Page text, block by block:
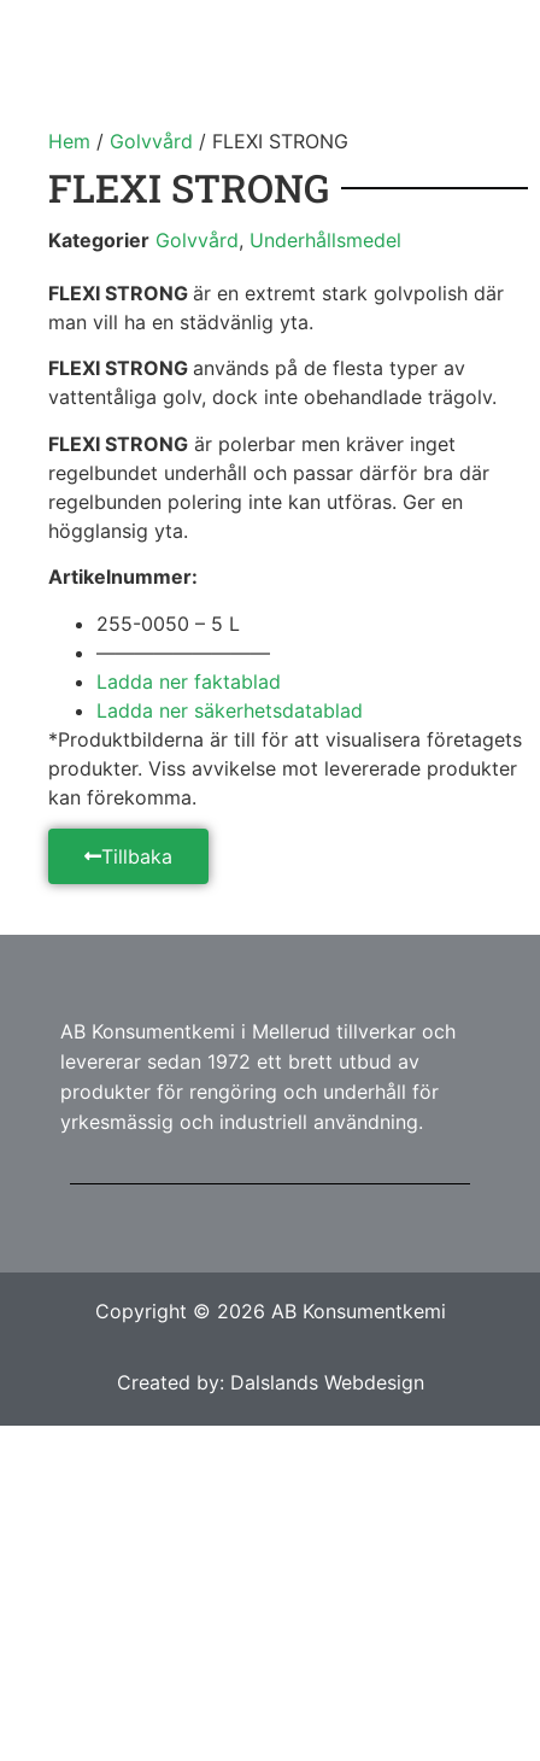
Hem / Golvvård / FLEXI STRONG
FLEXI STRONG
Kategorier Golvvård, Underhållsmedel
FLEXI STRONG är en extremt stark golvpolish där
man vill ha en städvänlig yta.
FLEXI STRONG används på de flesta typer av
vattentåliga golv, dock inte obehandlade trägolv.
FLEXI STRONG är polerbar men kräver inget
regelbundet underhåll och passar därför bra där
regelbunden polering inte kan utföras. Ger en
högglansig yta.
Artikelnummer:
255-0050 – 5 L
—————————
Ladda ner faktablad
Ladda ner säkerhetsdatablad
*Produktbilderna är till för att visualisera företagets
produkter. Viss avvikelse mot levererade produkter
kan förekomma.
Tillbaka
AB Konsumentkemi i Mellerud tillverkar och
levererar sedan 1972 ett brett utbud av
produkter för rengöring och underhåll för
yrkesmässig och industriell användning.
Copyright © 2026 AB Konsumentkemi
Created by: Dalslands Webdesign